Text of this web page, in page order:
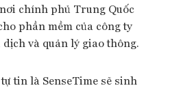
chính phủ Trung Quốc
phần mềm của công ty
và quản lý giao thông.
tin là SenseTime sẽ sinh